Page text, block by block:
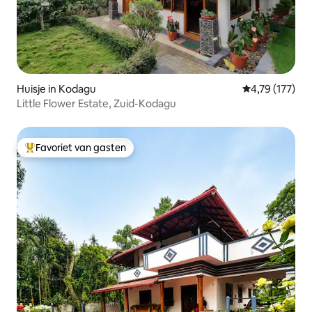
Huisje in Kodagu Gemiddelde
4,79 (177)
Little Flower Estate, Zuid-Kodagu
Topfavoriet van gasten
Favoriet van gasten